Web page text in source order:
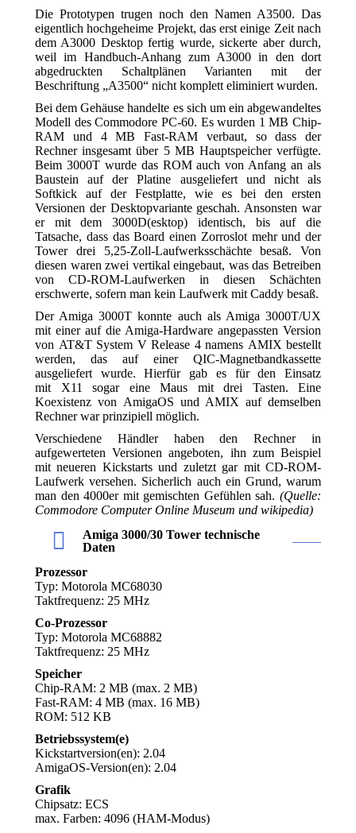
Die Prototypen trugen noch den Namen A3500. Das
eigentlich hochgeheime Projekt, das erst einige Zeit nach
dem A3000 Desktop fertig wurde, sickerte aber durch,
weil im Handbuch-Anhang zum A3000 in den dort
abgedruckten Schaltplänen Varianten mit der
Beschriftung „A3500“ nicht komplett eliminiert wurden.
Bei dem Gehäuse handelte es sich um ein abgewandeltes
Modell des Commodore PC-60. Es wurden 1 MB Chip-
RAM und 4 MB Fast-RAM verbaut, so dass der
Rechner insgesamt über 5 MB Hauptspeicher verfügte.
Beim 3000T wurde das ROM auch von Anfang an als
Baustein auf der Platine ausgeliefert und nicht als
Softkick auf der Festplatte, wie es bei den ersten
Versionen der Desktopvariante geschah. Ansonsten war
er mit dem 3000D(esktop) identisch, bis auf die
Tatsache, dass das Board einen Zorroslot mehr und der
Tower drei 5,25-Zoll-Laufwerksschächte besaß. Von
diesen waren zwei vertikal eingebaut, was das Betreiben
von CD-ROM-Laufwerken in diesen Schächten
erschwerte, sofern man kein Laufwerk mit Caddy besaß.
Der Amiga 3000T konnte auch als Amiga 3000T/UX
mit einer auf die Amiga-Hardware angepassten Version
von AT&T System V Release 4 namens AMIX bestellt
werden, das auf einer QIC-Magnetbandkassette
ausgeliefert wurde. Hierfür gab es für den Einsatz
mit X11 sogar eine Maus mit drei Tasten. Eine
Koexistenz von AmigaOS und AMIX auf demselben
Rechner war prinzipiell möglich.
Verschiedene Händler haben den Rechner in
aufgewerteten Versionen angeboten, ihn zum Beispiel
mit neueren Kickstarts und zuletzt gar mit CD-ROM-
Laufwerk versehen. Sicherlich auch ein Grund, warum
man den 4000er mit gemischten Gefühlen sah. (Quelle:
Commodore Computer Online Museum und wikipedia)
Amiga 3000/30 Tower technische
Daten
Prozessor
Typ: Motorola MC68030
Taktfrequenz: 25 MHz
Co-Prozessor
Typ: Motorola MC68882
Taktfrequenz: 25 MHz
Speicher
Chip-RAM: 2 MB (max. 2 MB)
Fast-RAM: 4 MB (max. 16 MB)
ROM: 512 KB
Betriebssystem(e)
Kickstartversion(en): 2.04
AmigaOS-Version(en): 2.04
Grafik
Chipsatz: ECS
max. Farben: 4096 (HAM-Modus)